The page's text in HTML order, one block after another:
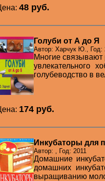
48 pуб.
Голуби от А до Я
Автор: Харчук Ю., Год:
Многие связывают
увлекательного
голубеводство в
174 pуб.
Инкубаторы для
Автор: , Год: 2011
Домашние
домашних
выращиванию